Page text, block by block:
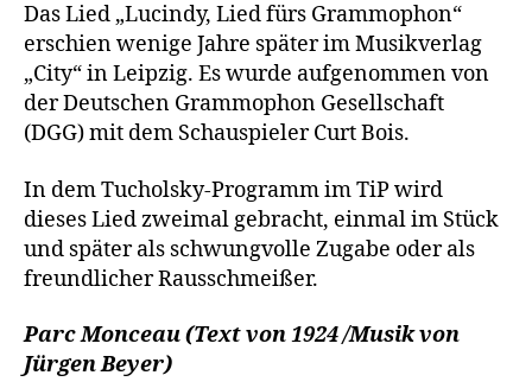
Das Lied „Lucindy, Lied fürs Grammophon“
erschien wenige Jahre später im Musikverlag
„City“ in Leipzig. Es wurde aufgenommen von
der Deutschen Grammophon Gesellschaft
(DGG) mit dem Schauspieler Curt Bois.
In dem Tucholsky-Programm im TiP wird
dieses Lied zweimal gebracht, einmal im Stück
und später als schwungvolle Zugabe oder als
freundlicher Rausschmeißer.
Parc Monceau (Text von 1924 /Musik von
Jürgen Beyer)